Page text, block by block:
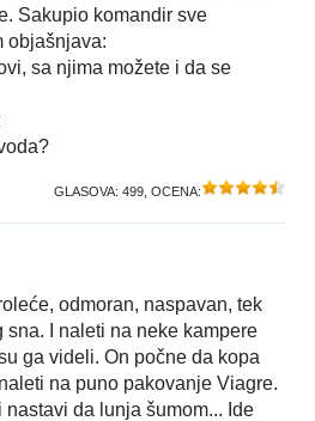
Sakupio komandir sve
objašnjava:
sa njima možete i da se
GLASOVA: 499 , OCENA:
odmoran, naspavan, tek
I naleti na neke kampere
ga videli. On počne da kopa
na puno pakovanje Viagre.
da lunja šumom... Ide